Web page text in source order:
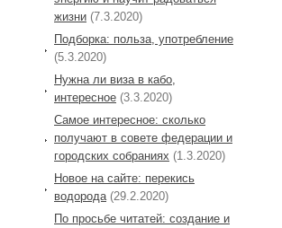
жизни (7.3.2020)
Подборка: польза, употребление
(5.3.2020)
Нужна ли виза в кабо,
интересное (3.3.2020)
Самое интересное: сколько
получают в совете федерации и
городских собраниях (1.3.2020)
Новое на сайте: перекись
водорода (29.2.2020)
По просьбе читатей: создание и